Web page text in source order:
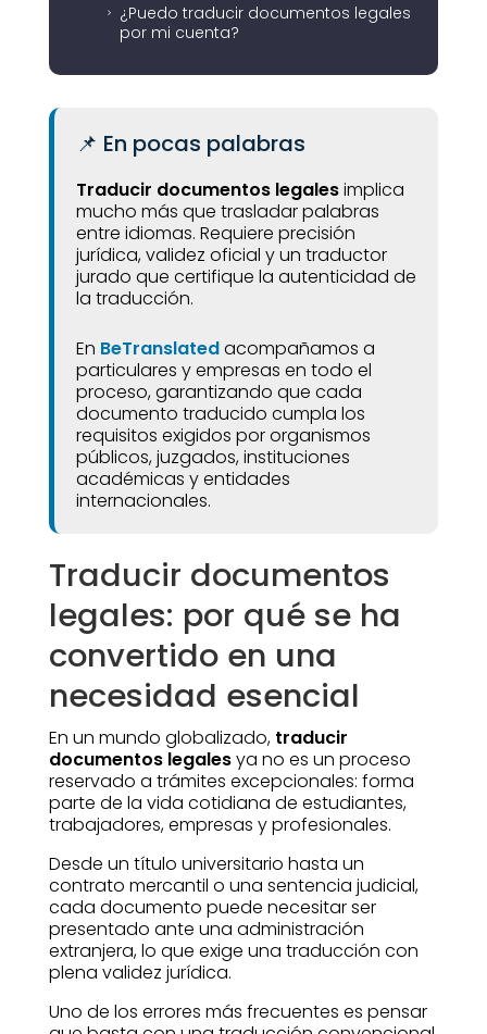
5
¿Puedo traducir documentos legales
por mi cuenta?
📌 En pocas palabras
Traducir documentos legalesimplica
mucho más que trasladar palabras
entre idiomas. Requiere precisión
jurídica, validez oficial y un traductor
jurado que certifique la autenticidad de
la traducción.
En BeTranslatedacompañamos a
particulares y empresas en todo el
proceso, garantizando que cada
documento traducido cumpla los
requisitos exigidos por organismos
públicos, juzgados, instituciones
académicas y entidades
internacionales.
Traducir documentos
legales: por qué se ha
convertido en una
necesidad esencial
En un mundo globalizado, traducir
documentos legalesya no es un proceso
reservado a trámites excepcionales: forma
parte de la vida cotidiana de estudiantes,
trabajadores, empresas y profesionales.
Desde un título universitario hasta un
contrato mercantil o una sentencia judicial,
cada documento puede necesitar ser
presentado ante una administración
extranjera, lo que exige una traducción con
plena validez jurídica.
Uno de los errores más frecuentes es pensar